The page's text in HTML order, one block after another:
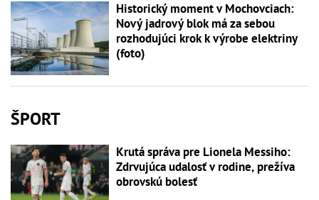
Historický moment v Mochovciach:
Nový jadrový blok má za sebou
rozhodujúci krok k výrobe elektriny
(foto)
ŠPORT
Krutá správa pre Lionela Messiho:
Zdrvujúca udalosť v rodine, prežíva
obrovskú bolesť